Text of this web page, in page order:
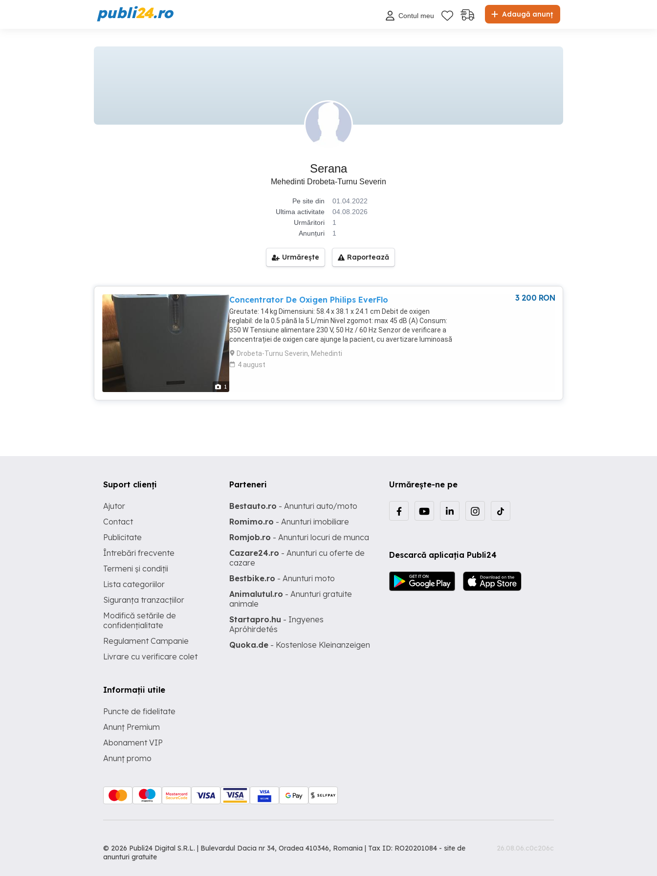
publi24.ro Adaugă anunț
Contul meu
Serana
Mehedinti Drobeta-Turnu Severin
Pe site din
01.04.2022
Ultima activitate
04.08.2026
Urmăritori
1
Anunțuri
1
Urmărește Raportează
1
Concentrator De Oxigen Philips EverFlo
Greutate: 14 kg Dimensiuni: 58.4 x 38.1 x 24.1 cm Debit de oxigen
reglabil: de la 0.5 până la 5 L/min Nivel zgomot: max 45 dB (A) Consum:
350 W Tensiune alimentare 230 V, 50 Hz / 60 Hz Senzor de verificare a
concentrației de oxigen care ajunge la pacient, cu avertizare luminoasă
și sonoră. Pentru siguranța dumneavoastră, roțile au posibilitatea de a
fi blocate. Concentrație oxigen furnizată: 93% 3% indiferent de debit.
Achizitionat in aprilie 2022. Foarte putine ore de functionare. Livrare la
Drobeta-Turnu Severin, Mehedinti
4 august
3 200 RON
Urmărește-ne pe
Descarcă aplicația Publi24
Suport clienți
Ajutor
Contact
Publicitate
Întrebări frecvente
Termeni și condiții
Lista categoriilor
Siguranța tranzacțiilor
Modifică setările de
confidențialitate
Regulament Campanie
Livrare cu verificare colet
Informații utile
Puncte de fidelitate
Anunț Premium
Abonament VIP
Anunț promo
Parteneri
Bestauto.ro - Anunturi auto/moto
Romimo.ro - Anunturi imobiliare
Romjob.ro - Anunturi locuri de munca
Cazare24.ro - Anunturi cu oferte de
cazare
Bestbike.ro - Anunturi moto
Animalutul.ro - Anunturi gratuite
animale
Startapro.hu - Ingyenes
Apróhirdetés
Quoka.de - Kostenlose Kleinanzeigen
© 2026 Publi24 Digital S.R.L. | Bulevardul Dacia nr 34, Oradea 410346, Romania | Tax ID: RO20201084 - site de
anunturi gratuite
26.08.06.c0c206c